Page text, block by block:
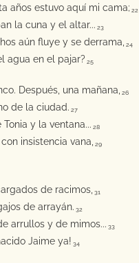
años estuvo aquí mi cama; 22
la cuna y el altar... 23
aún fluye y se derrama, 24
agua en el pajar? 25
Después, una mañana, 26
de la ciudad. 27
y la ventana... 28
insistencia vana, 29
de racimos, 31
de arrayán. 32
arrullos y de mimos... 33
Jaime ya! 34